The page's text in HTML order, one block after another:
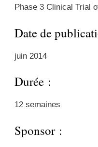
Phase 3 Clinical Trial
Date de
juin 2014
Durée :
12 semaines
Sponsor :